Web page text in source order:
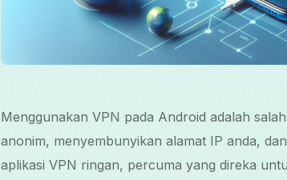
Menggunakan VPN pada Android adalah
anonim, menyembunyikan alamat IP anda,
aplikasi VPN ringan, percuma yang direka